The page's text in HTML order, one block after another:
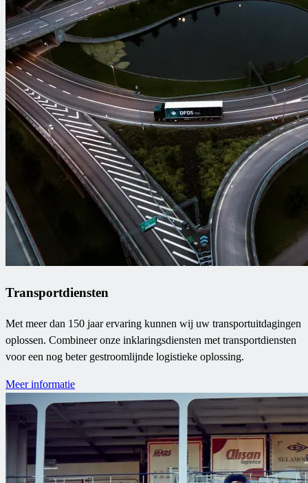
Transportdiensten
Met meer dan 150 jaar ervaring kunnen wij uw transportuitdagingen
oplossen. Combineer onze inklaringsdiensten met transportdiensten
voor een nog beter gestroomlijnde logistieke oplossing.
Meer informatie